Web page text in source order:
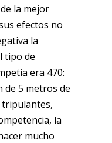
la mejor
efectos no
la
tipo de
era 470:
de 5 metros de
la
mucho